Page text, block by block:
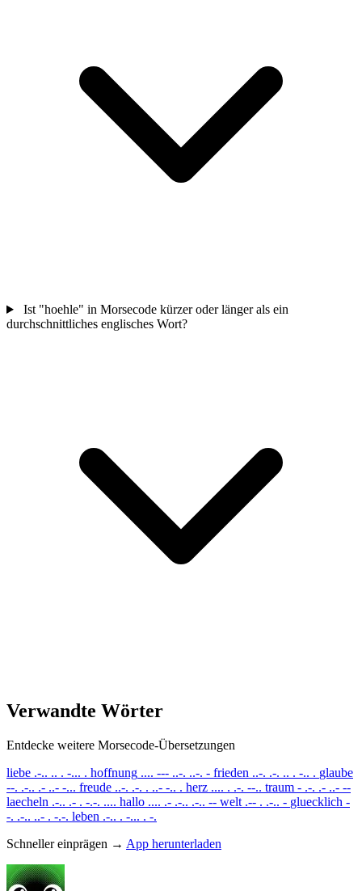
Ist "hoehle" in Morsecode kürzer oder länger als ein
durchschnittliches englisches Wort?
Verwandte Wörter
Entdecke weitere Morsecode-Übersetzungen
liebe .-.. .. . -... . hoffnung .... --- ..-. ..-. - frieden ..-. .-. .. . -.. . glaube
--. .-.. .- ..- -... freude ..-. .-. . ..- -.. . herz .... . .-. --.. traum - .-. .- ..- --
laecheln .-.. .- . -.-. .... hallo .... .- .-.. .-.. -- welt .-- . .-.. - gluecklich -
-. .-.. ..- . -.-. leben .-.. . -... . -.
Schneller einprägen → App herunterladen